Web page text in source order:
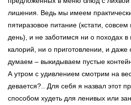
лишения. Ведь мы имеем
пятиразовое питание (кстати,
день), и не заботимся ни о походах в
калорий, ни о приготовлении, и
думаем – выкидываем пустые
А утром с удивлением смотрим на
девается?.. Для себя я назвал этот
способом худеть для ленивых или